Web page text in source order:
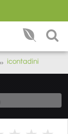
icontadini